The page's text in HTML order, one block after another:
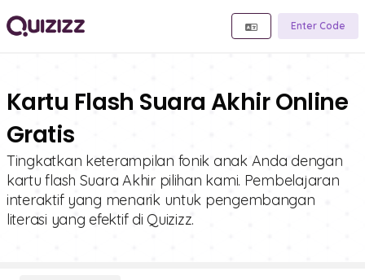
Enter Code
Kartu Flash Suara Akhir Online
Gratis
Tingkatkan keterampilan fonik anak Anda dengan
kartu flash Suara Akhir pilihan kami. Pembelajaran
interaktif yang menarik untuk pengembangan
literasi yang efektif di Quizizz.